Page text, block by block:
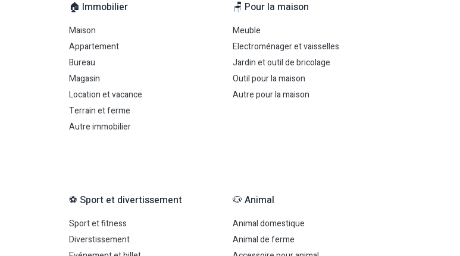
🏠 Immobilier
Maison
Appartement
Bureau
Magasin
Location et vacance
Terrain et ferme
Autre immobilier
🪑 Pour la maison
Meuble
Electroménager et vaisselles
Jardin et outil de bricolage
Outil pour la maison
Autre pour la maison
⚽ Sport et divertissement
Sport et fitness
Diverstissement
🐶 Animal
Animal domestique
Animal de ferme